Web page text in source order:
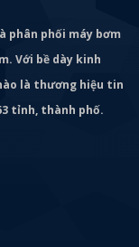
phân phối máy bơm
Với bề dày kinh
là thương hiệu tin
tỉnh, thành phố.